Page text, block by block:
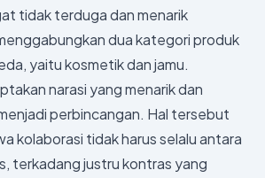
tidak terduga dan menarik
dua kategori produk
yaitu kosmetik dan jamu.
narasi yang menarik dan
perbincangan. Hal tersebut
kolaborasi tidak harus selalu antara
terkadang justru kontras yang